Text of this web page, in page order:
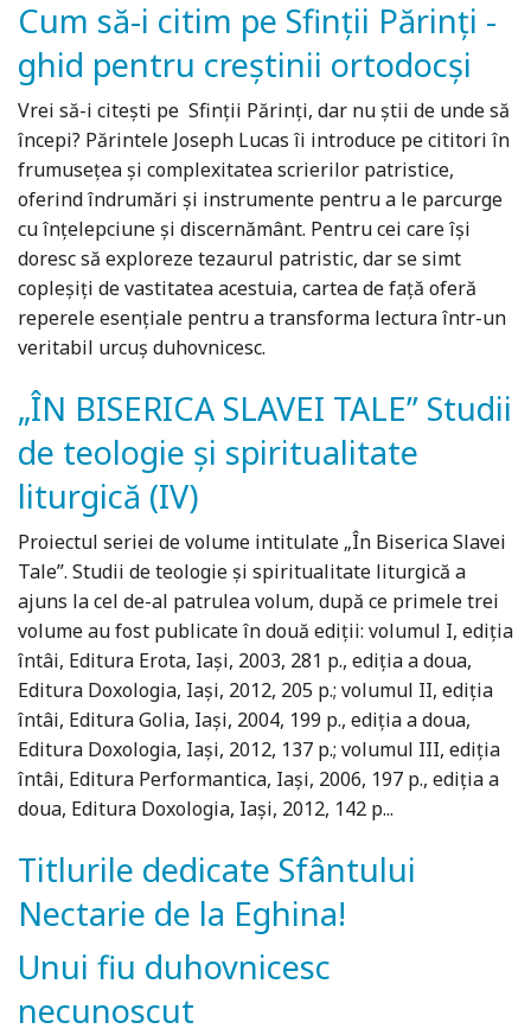
Cum să-i citim pe Sfinții Părinți -
ghid pentru creștinii ortodocși
Vrei să-i citești pe Sfinții Părinți, dar nu știi de unde să
începi? Părintele Joseph Lucas îi introduce pe cititori în
frumusețea și complexitatea scrierilor patristice,
oferind îndrumări și instrumente pentru a le parcurge
cu înțelepciune și discernământ. Pentru cei care își
doresc să exploreze tezaurul patristic, dar se simt
copleșiți de vastitatea acestuia, cartea de faţă oferă
reperele esențiale pentru a transforma lectura într-un
veritabil urcuș duhovnicesc.
„ÎN BISERICA SLAVEI TALE” Studii
de teologie și spiritualitate
liturgică (IV)
Proiectul seriei de volume intitulate „În Biserica Slavei
Tale”. Studii de teologie și spiritualitate liturgică a
ajuns la cel de-al patrulea volum, după ce primele trei
volume au fost publicate în două ediții: volumul I, ediția
întâi, Editura Erota, Iași, 2003, 281 p., ediția a doua,
Editura Doxologia, Iași, 2012, 205 p.; volumul II, ediția
întâi, Editura Golia, Iași, 2004, 199 p., ediția a doua,
Editura Doxologia, Iași, 2012, 137 p.; volumul III, ediția
întâi, Editura Performantica, Iași, 2006, 197 p., ediția a
doua, Editura Doxologia, Iași, 2012, 142 p...
Titlurile dedicate Sfântului
Nectarie de la Eghina!
Unui fiu duhovnicesc
necunoscut